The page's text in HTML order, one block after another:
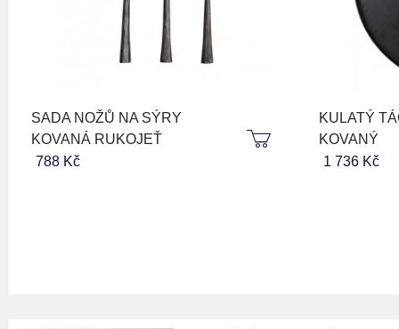
SADA NOŽŮ NA SÝRY
KOVANÁ RUKOJEŤ
788 Kč
KULATÝ
KOVANÝ
1 736 Kč